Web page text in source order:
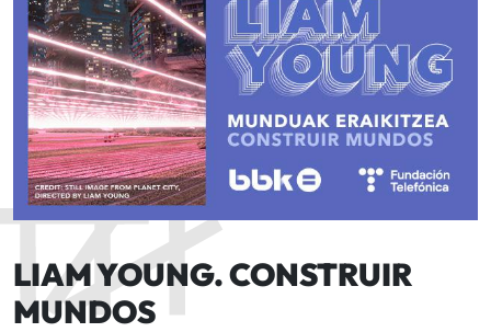
LIAM YOUNG. CONSTRUIR
MUNDOS